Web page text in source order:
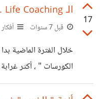
يربّون أبناءهم بعقلية
الامور بهذه الطريقة
الطريقة، اهتم بهذه
أنجبتك من حيواناتي
طريقة حياتي أو فهمي
17
الـ Life Coaching .. محتوى مفيد أم نصب آخر ؟
قبل 7 سنوات أفكار
خلال الفترة الماضية
الكورسات " ، أكثر
دورات " التنويم